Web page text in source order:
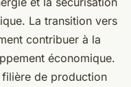
La transition vers
contribuer à la
économique.
filière de production